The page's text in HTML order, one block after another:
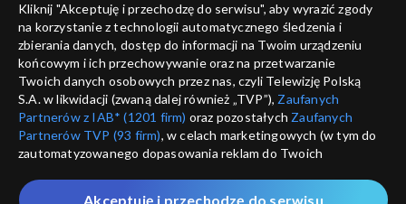
ANULUJ
informacje o dostawcy usług
Kliknij "Akceptuję i przechodzę do serwisu", aby wyrazić zgody
na korzystanie z technologii automatycznego śledzenia i
zbierania danych, dostęp do informacji na Twoim urządzeniu
końcowym i ich przechowywanie oraz na przetwarzanie
Twoich danych osobowych przez nas, czyli Telewizję Polską
S.A. w likwidacji (zwaną dalej również „TVP”), Zaufanych
Partnerów z IAB* (1201 firm) oraz pozostałych Zaufanych
Partnerów TVP (93 firm), w celach marketingowych (w tym do
zautomatyzowanego dopasowania reklam do Twoich
które wskazujemy poniżej, a także zgody na udostępnianie
Akceptuję i przechodzę do serwisu